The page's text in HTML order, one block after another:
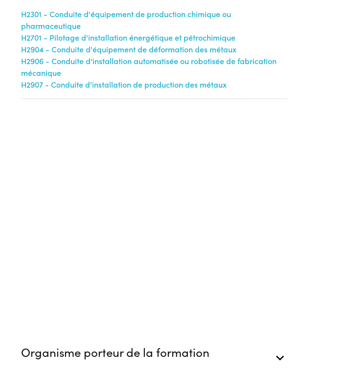
H2301 - Conduite d'équipement de production chimique ou
pharmaceutique
H2701 - Pilotage d'installation énergétique et pétrochimique
H2904 - Conduite d'équipement de déformation des métaux
H2906 - Conduite d'installation automatisée ou robotisée de fabrication
mécanique
H2907 - Conduite d'installation de production des métaux
Organisme porteur de la formation